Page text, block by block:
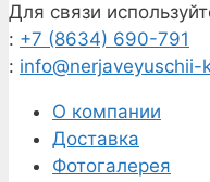
Для связи
: +7 (8634) 690-791
: info@nerjaveyuschii-
О компании
Доставка
Фотогалерея